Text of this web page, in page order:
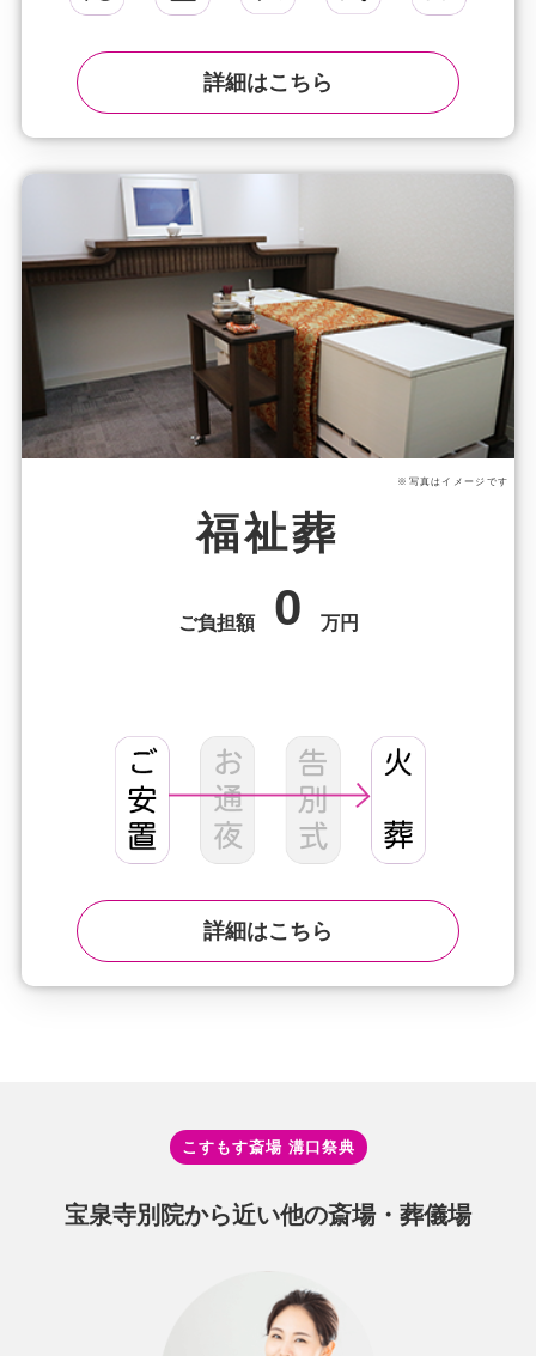
詳細はこちら
※写真はイメージです
福祉葬
ご負担額 0 万円
詳細はこちら
こすもす斎場 溝⼝祭典
宝泉寺別院から近い他の斎場・葬儀場